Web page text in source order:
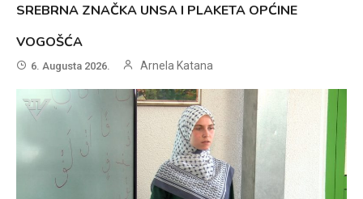
SREBRNA ZNAČKA UNSA I PLAKETA OPĆINE
VOGOŠĆA
6. Augusta 2026. Arnela Katana